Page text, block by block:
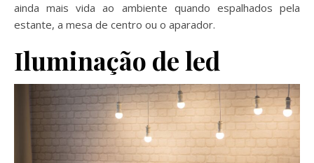
ainda mais vida ao ambiente quando espalhados pela
estante, a mesa de centro ou o aparador.
Iluminação de led